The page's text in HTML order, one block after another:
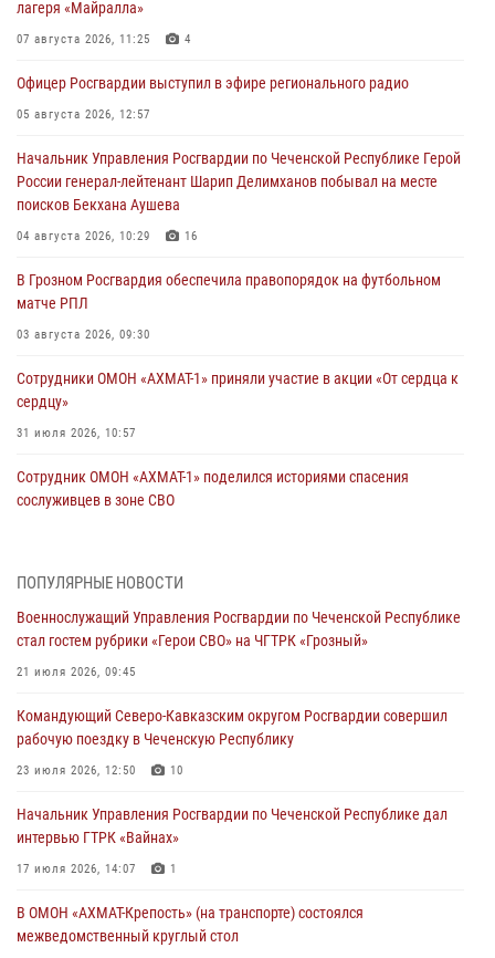
лагеря «Майралла»
07 августа 2026, 11:25 4
Офицер Росгвардии выступил в эфире регионального радио
05 августа 2026, 12:57
Начальник Управления Росгвардии по Чеченской Республике Герой
России генерал-лейтенант Шарип Делимханов побывал на месте
поисков Бекхана Аушева
04 августа 2026, 10:29 16
В Грозном Росгвардия обеспечила правопорядок на футбольном
матче РПЛ
03 августа 2026, 09:30
Сотрудники ОМОН «АХМАТ-1» приняли участие в акции «От сердца к
сердцу»
31 июля 2026, 10:57
Сотрудник ОМОН «АХМАТ-1» поделился историями спасения
сослуживцев в зоне СВО
Командующий Северо-Кавказским округом Росгвардии совершил
23 июля 2026, 12:50
Военнослужащий Управления Росгвардии по Чеченской Республике
21 июля 2026, 09:45
В ДНР росгвардейцы уничтожили около 80 вражеских
19 июля 2026, 13:50
В Грозном Росгвардия обеспечила безопасность конно-спортивных
18 июля 2026, 13:46
ПОПУЛЯРНЫЕ НОВОСТИ
Военнослужащий Управления Росгвардии по Чеченской Республике
стал гостем рубрики «Герои СВО» на ЧГТРК «Грозный»
21 июля 2026, 09:45
Командующий Северо-Кавказским округом Росгвардии совершил
рабочую поездку в Чеченскую Республику
23 июля 2026, 12:50 10
Начальник Управления Росгвардии по Чеченской Республике дал
интервью ГТРК «Вайнах»
17 июля 2026, 14:07 1
В ОМОН «АХМАТ-Крепость» (на транспорте) состоялся
межведомственный круглый стол